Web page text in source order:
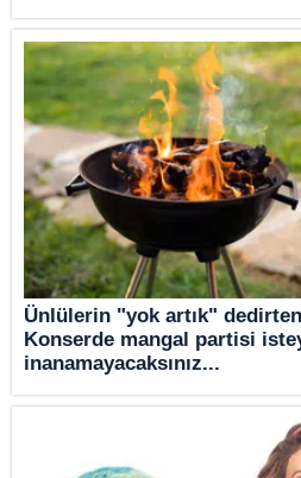
Ünlülerin "yok artık"
Konserde mangal partisi
inanamayacaksınız...